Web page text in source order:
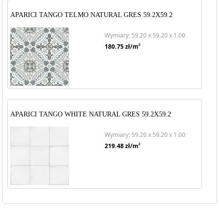
APARICI TANGO TELMO NATURAL GRES 59.2X59.2
Wymiary: 59.20 x 59.20 x 1.00
180.75zł/m2
APARICI TANGO WHITE NATURAL GRES 59.2X59.2
Wymiary: 59.20 x 59.20 x 1.00
219.48zł/m2